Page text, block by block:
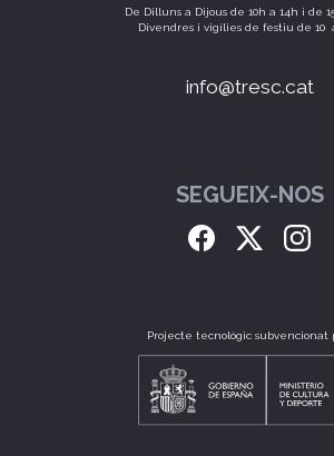
De Dilluns a Dijous de 10h a 14h i de
Divendres i vigílies de festiu de 10
info@tresc.cat
SEGUEIX-NOS
Projecte tecnològic subvencionat